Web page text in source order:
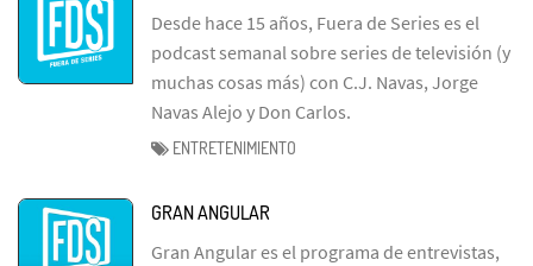
Desde hace 15 años, Fuera de Series es el
podcast semanal sobre series de televisión (y
muchas cosas más) con C.J. Navas, Jorge
Navas Alejo y Don Carlos.
ENTRETENIMIENTO
GRAN ANGULAR
Gran Angular es el programa de entrevistas,